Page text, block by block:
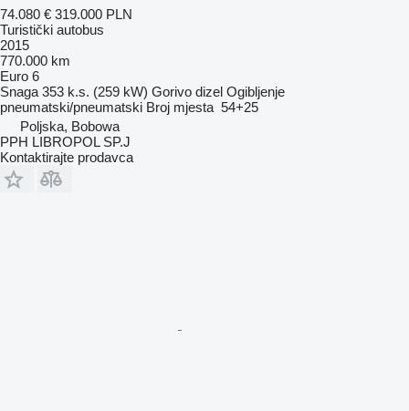
74.080 € 319.000 PLN
Turistički autobus
2015
770.000 km
Euro 6
Snaga 353 k.s. (259 kW) Gorivo dizel Ogibljenje
pneumatski/pneumatski Broj mjesta 54+25
Poljska, Bobowa
PPH LIBROPOL SP.J
Kontaktirajte prodavca